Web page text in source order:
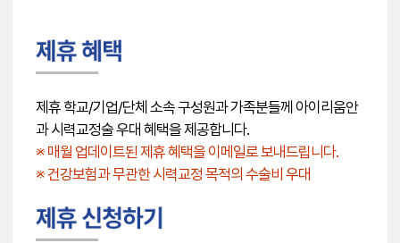
제휴 학교/기업/단체 소속 구성원과 가족분들께 아이리움안
과 시력교정술 우대 혜택을 제공합니다.
※ 매월 업데이트된 제휴 혜택을 이메일로 보내드립니다.
※ 건강보험과 무관한 시력교정 목적의 수술비 우대